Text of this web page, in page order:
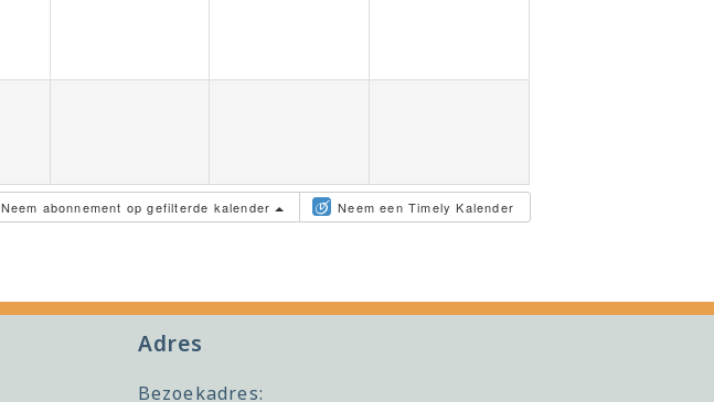
Neem abonnement op gefilterde kalender Neem een Timely Kalender
Adres
Bezoekadres: